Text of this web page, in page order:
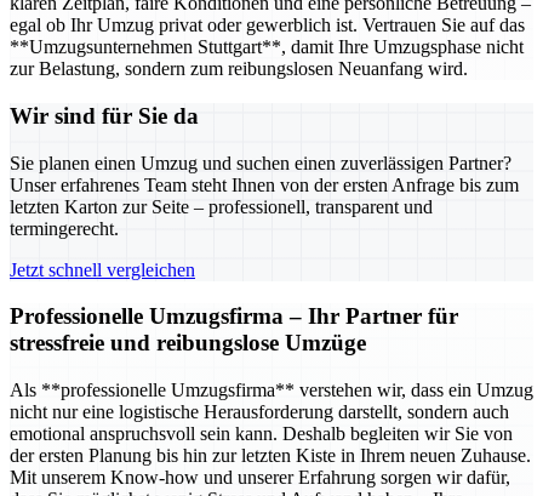
egal ob Ihr Umzug privat oder gewerblich ist. Vertrauen Sie auf das
**Umzugsunternehmen Stuttgart**, damit Ihre Umzugsphase nicht
zur Belastung, sondern zum reibungslosen Neuanfang wird.
Wir sind für Sie da
Sie planen einen Umzug und suchen einen zuverlässigen Partner?
Unser erfahrenes Team steht Ihnen von der ersten Anfrage bis zum
letzten Karton zur Seite – professionell, transparent und
termingerecht.
Jetzt schnell vergleichen
Professionelle Umzugsfirma – Ihr Partner für
stressfreie und reibungslose Umzüge
Als **professionelle Umzugsfirma** verstehen wir, dass ein Umzug
nicht nur eine logistische Herausforderung darstellt, sondern auch
emotional anspruchsvoll sein kann. Deshalb begleiten wir Sie von
der ersten Planung bis hin zur letzten Kiste in Ihrem neuen Zuhause.
Mit unserem Know-how und unserer Erfahrung sorgen wir dafür,